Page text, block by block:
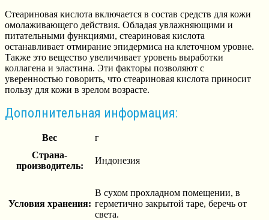
Стеариновая кислота включается в состав средств для кожи
омолаживающего действия. Обладая увлажняющими и
питательными функциями, стеариновая кислота
останавливает отмирание эпидермиса на клеточном уровне.
Также это вещество увеличивает уровень выработки
коллагена и эластина. Эти факторы позволяют с
уверенностью говорить, что стеариновая кислота приносит
пользу для кожи в зрелом возрасте.
Дополнительная информация:
Вес
г
Страна-
производитель:
Индонезия
Условия хранения:
В сухом прохладном помещении, в
герметично закрытой таре, беречь от
света.